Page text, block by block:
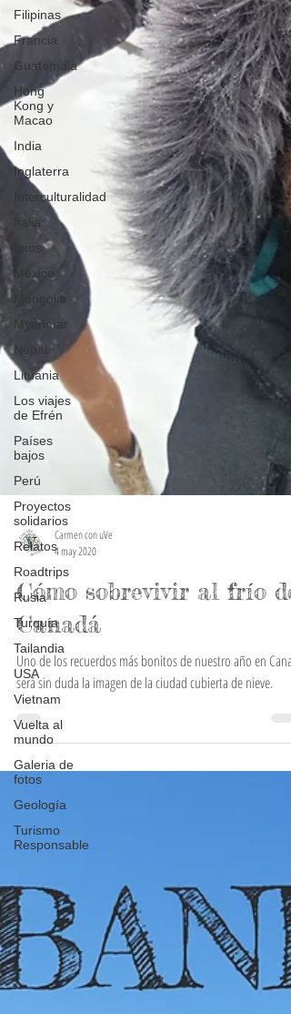
Filipinas
Francia
Guatemala
Hong
Kong y
Macao
India
Inglaterra
Interculturalidad
Italia
Laos
México
Mongolia
Myanmar
Nepal
Lituania
Los viajes
de Efrén
Países
bajos
Perú
Proyectos
solidarios
Relatos
Roadtrips
Rusia
Turquía
Tailandia
USA
Vietnam
Vuelta al
mundo
Galeria de
fotos
Geología
Turismo
Responsable
Carmen con uVe
4 may 2020
Cómo sobrevivir al frío de
Canadá
Uno de los recuerdos más bonitos de nuestro año en
será sin duda la imagen de la ciudad cubierta de nieve.